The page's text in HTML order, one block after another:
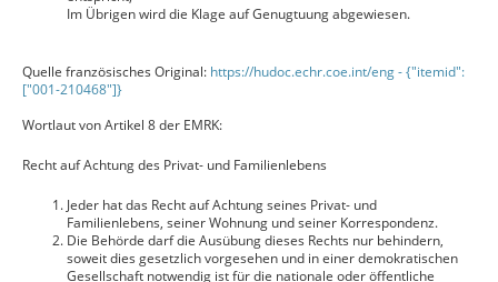
Im Übrigen wird die Klage auf Genugtuung abgewiesen.
Quelle französisches Original: https://hudoc.echr.coe.int/eng - {"itemid":
["001-210468"]}
Wortlaut von Artikel 8 der EMRK:
Recht auf Achtung des Privat- und Familienlebens
Jeder hat das Recht auf Achtung seines Privat- und
Familienlebens, seiner Wohnung und seiner Korrespondenz.
Die Behörde darf die Ausübung dieses Rechts nur behindern,
soweit dies gesetzlich vorgesehen und in einer demokratischen
Gesellschaft notwendig ist für die nationale oder öffentliche